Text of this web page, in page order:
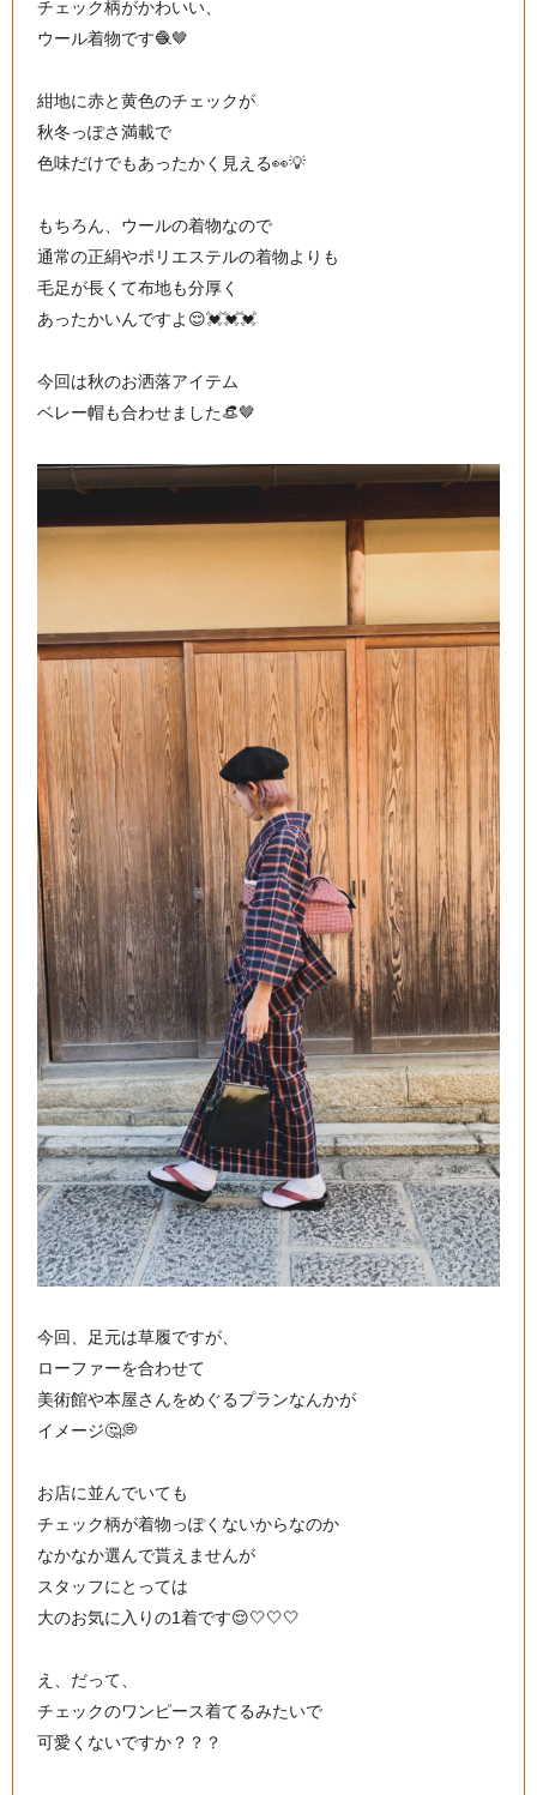
チェック柄がかわいい、
ウール着物です🧶🤎
紺地に赤と黄色のチェックが
秋冬っぽさ満載で
色味だけでもあったかく見える👀💡
もちろん、ウールの着物なので
通常の正絹やポリエステルの着物よりも
毛足が長くて布地も分厚く
あったかいんですよ😌💓💓💓
今回は秋のお洒落アイテム
ベレー帽も合わせました👒🤎
今回、足元は草履ですが、
ローファーを合わせて
美術館や本屋さんをめぐるプランなんかが
イメージ🤔💭
お店に並んでいても
チェック柄が着物っぽくないからなのか
なかなか選んで貰えませんが
スタッフにとっては
大のお気に入りの1着です😌🤍🤍🤍
え、だって、
チェックのワンピース着てるみたいで
可愛くないですか？？？